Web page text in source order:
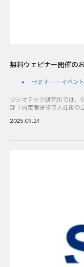
無料ウェビナー開催の
セミナー・イベント
ソシオテック研究所では
部「内定者研修で入社後の
2025.09.24